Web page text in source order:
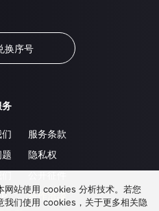
换序号
务
服务条款
隐私权
合作洽談
网站使用 cookies 分析技术。若您
我们使用 cookies，关于更多相关隐